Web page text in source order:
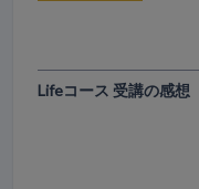
Lifeコース 受講の感想